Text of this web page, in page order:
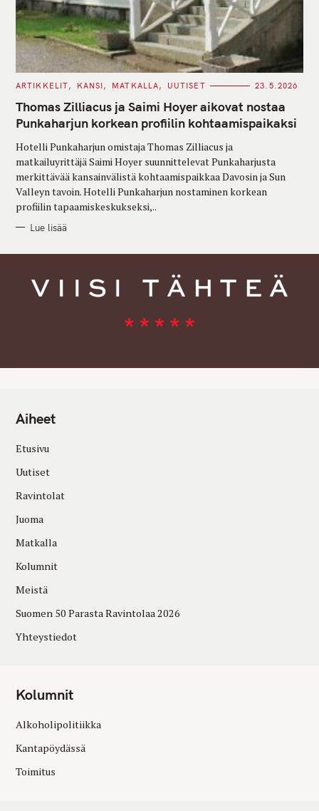
C
T
E
G
O
I
E
S
ARTIKKELIT KANSI MATKALLA UUTISET 23.5.2026
Thomas Zilliacus ja Saimi Hoyer aikovat nostaa
Punkaharjun korkean profiilin kohtaamispaikaksi
Hotelli Punkaharjun omistaja Thomas Zilliacus ja
matkailuyrittäjä Saimi Hoyer suunnittelevat Punkaharjusta
merkittävää kansainvälistä kohtaamispaikkaa Davosin ja Sun
Valleyn tavoin. Hotelli Punkaharjun nostaminen korkean
profiilin tapaamiskeskukseksi,..
Lue lisää
Aiheet
Etusivu
Uutiset
Ravintolat
Juoma
Matkalla
Kolumnit
Meistä
Suomen 50 Parasta Ravintolaa 2026
Yhteystiedot
Kolumnit
Alkoholipolitiikka
Kantapöydässä
Toimitus